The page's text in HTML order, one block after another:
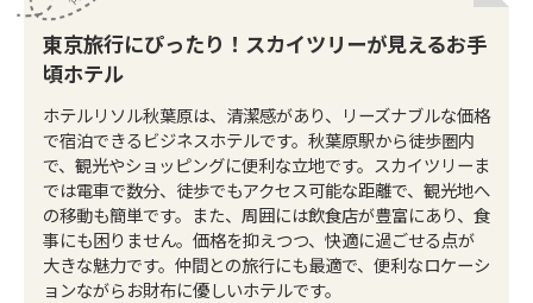
東京旅行にぴったり！スカイツリーが見えるお手
頃ホテル
ホテルリソル秋葉原は、清潔感があり、リーズナブルな価格
で宿泊できるビジネスホテルです。秋葉原駅から徒歩圏内
で、観光やショッピングに便利な立地です。スカイツリーま
では電車で数分、徒歩でもアクセス可能な距離で、観光地へ
の移動も簡単です。また、周囲には飲食店が豊富にあり、食
事にも困りません。価格を抑えつつ、快適に過ごせる点が
大きな魅力です。仲間との旅行にも最適で、便利なロケーシ
ョンながらお財布に優しいホテルです。